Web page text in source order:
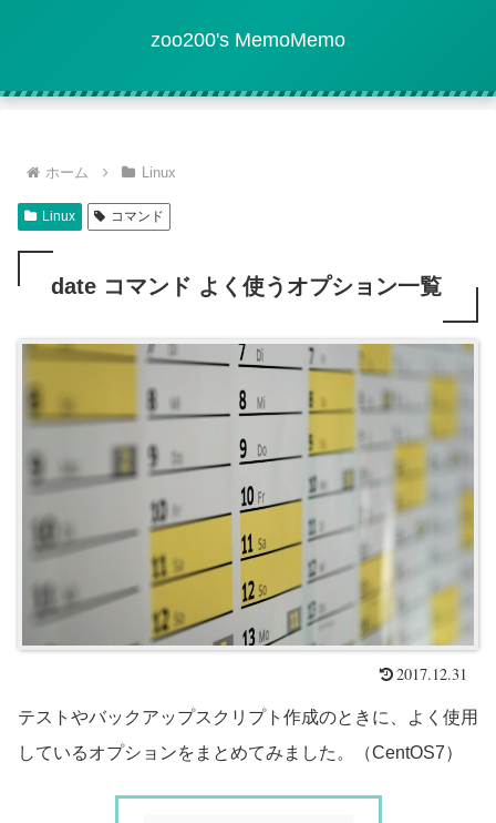
zoo200's MemoMemo
ホーム Linux
Linux コマンド
date コマンド よく使うオプション一覧
2017.12.31
テストやバックアップスクリプト作成のときに、よく使用
しているオプションをまとめてみました。（CentOS7）